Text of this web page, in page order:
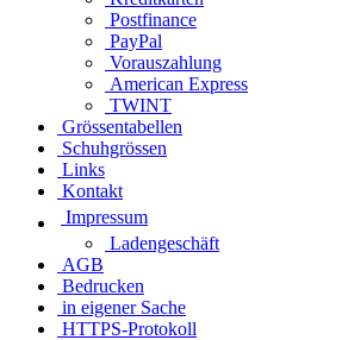
Postfinance
PayPal
Vorauszahlung
American Express
TWINT
Grössentabellen
Schuhgrössen
Links
Kontakt
Impressum
Ladengeschäft
AGB
Bedrucken
in eigener Sache
HTTPS-Protokoll